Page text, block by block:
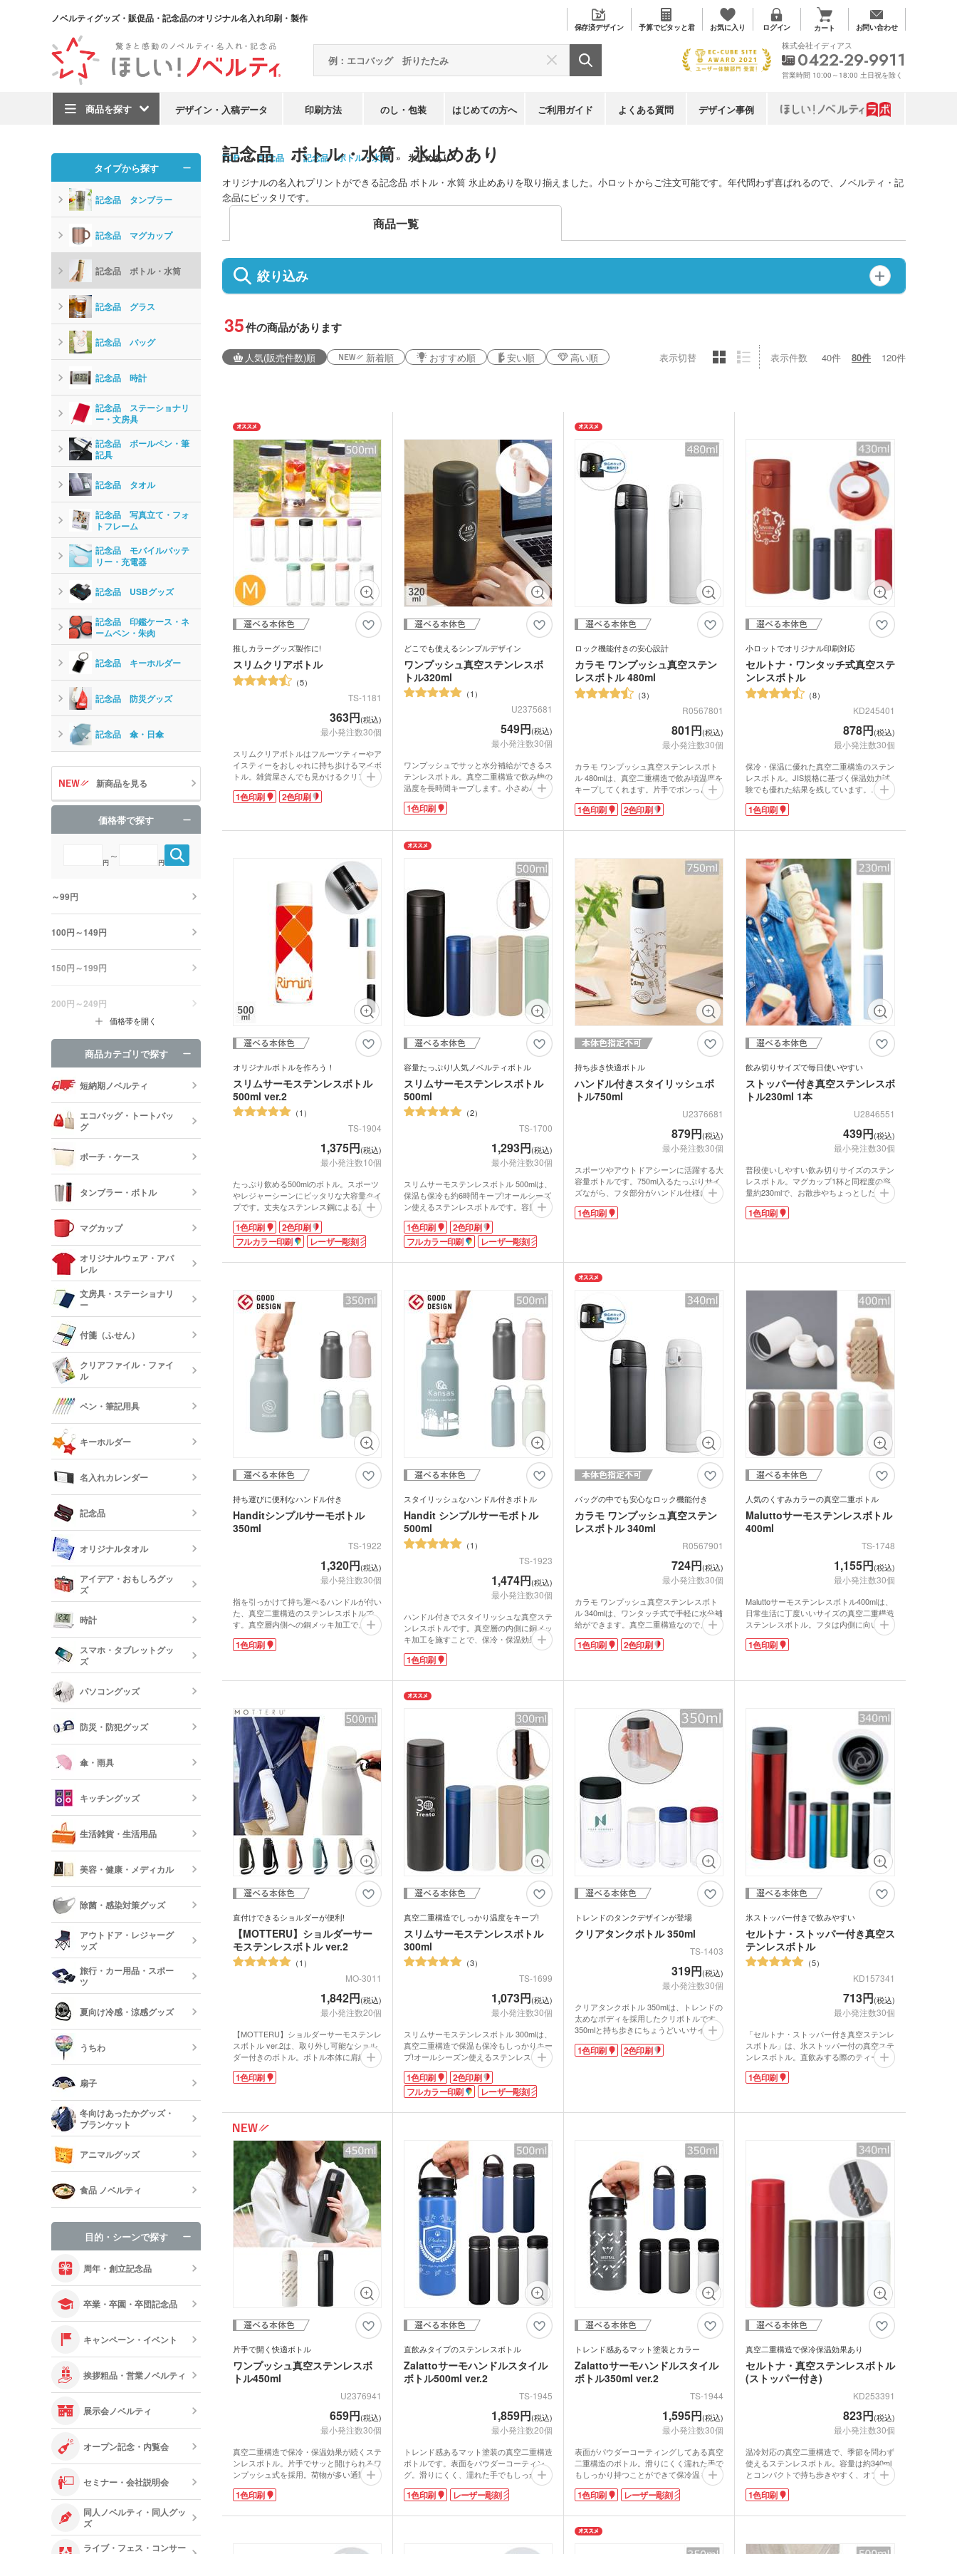
ノベルティグッズ・販促品・記念品のオリジナル名入れ印刷・製作
保存済デザイン 予算でピタッと君 お気に入り ログイン カート お問い合わせ
商品を探す デザイン・入稿データ 印刷方法 のし・包装 はじめての方へ ご利用ガイド よくある質問 デザイン事例
株式会社イディアス
0422-29-9911
営業時間 10:00～18:00 土日祝を除く
TOP 記念品 記念品 ボトル・水筒 氷止めあり
記念品 ボトル・水筒 氷止めあり
オリジナルの名入れプリントができる記念品 ボトル・水筒 氷止めありを取り揃えました。小ロットからご注文可能です。年代問わず喜ばれるので、ノベルティ・記
念品にピッタリです。
商品一覧
絞り込み
35件の商品があります
人気(販売件数)順 新着順 おすすめ順 安い順 高い順 表示切替 表示件数 40件 80件 120件
推しカラーグッズ製作に!
スリムクリアボトル
5
TS-1181
363円(税込)
最小発注数30個
スリムクリアボトルはフルーツティーやア
イスティーをおしゃれに持ち歩けるマイボ
トル。雑貨屋さんでも見かけるクリアボト
ルに、オリジナルのプリントができます。
容量は約500mlで、飲み物だけでなく布製
豊富なカラー展開で、「推しカラー」グッ
グッズ製作にはもちろん、飲食店や美容院
の周年記念品などにいかがでしょうか。
1色印刷 2色印刷
どこでも使えるシンプルデザイン
ワンプッシュ真空ステンレスボ
トル320ml
1
U2375681
549円(税込)
最小発注数30個
ワンプッシュでサッと水分補給ができるス
テンレスボトル。真空二重構造で飲み物の
温度を長時間キープします。小さめバッグ
にも入れやすいコンパクトな320mlサイ
ズ。プッシュボタンを上にスライドすれば
名入れ印刷の映えるシンプルデザイン。マ
ット塗装で使うシーンや世代を問わずお使
れた記念品制作にいかがでしょうか。
1色印刷
ロック機能付きの安心設計
カラモ ワンプッシュ真空ステン
レスボトル 480ml
3
R0567801
801円(税込)
最小発注数30個
カラモ ワンプッシュ真空ステンレスボト
ル 480mlは、真空二重構造で飲み頃温度を
キープしてくれます。片手でポンっと蓋を
開けられるワンタッチ式です。そのまま口
を付けて飲めるので、手軽に水分補給がで
誤って蓋が開くのを防ぐ安心設計。
しています。エコ需要が高まる今、長くお
使いいただけるノベルティはお客様にも喜
ばれますよ。1色か2色でロゴを名入れす
れば、販促効果も期待できます。
1色印刷 2色印刷
小ロットでオリジナル印刷対応
セルトナ・ワンタッチ式真空ステ
ンレスボトル
8
KD245401
878円(税込)
最小発注数30個
保冷・保温に優れた真空二重構造のステン
レスボトル。JIS規格に基づく保温効力試
験でも優れた結果を残しています。
印刷は30個から可能。1色印刷ができオリ
ジナルのボトルが制作できるので、サッカ
出の記念品に大人気の一押しボトルです。
たい飲み物を楽しめます。飲み口はワンタ
ッチで開く構造になっていて、簡単に飲む
ことが出来ます。フタにはロック機能付き
で、カバンの中で中身がこぼれる心配があ
りません。
1色印刷
オリジナルボトルを作ろう！
スリムサーモステンレスボトル
500ml ver.2
1
TS-1904
1,375円(税込)
最小発注数10個
たっぷり飲める500mlのボトル。スポーツ
やレジャーシーンにピッタリな大容量タイ
プです。丈夫なステンレス鋼による真空二
重構造が優れた保冷温効力を発揮します。
氷が飛び出ない氷ストッパー付きなので勢
いよくグイっと飲んでも大丈夫。樹脂素材
印刷は1色、2色、フルカラー、レーザー
えます。卒業記念品やスポーツ大会の景品
等におすすめです。
1色印刷
2色印刷
フルカラー印刷
レーザー彫刻
容量たっぷり!人気ノベルティボトル
スリムサーモステンレスボトル
500ml
2
TS-1700
1,293円(税込)
最小発注数30個
スリムサーモステンレスボトル 500mlは、
保温も保冷も約6時間キープ!オールシーズ
ン使えるステンレスボトルです。容量は大
満足の500ml。スポーツジムやレジャー、
たくさん飲みたい時の強い味方です。氷が
飛び出ない内蓋付き。蓋と内蓋と本体の3
に保てます。
リジナルデザインを印刷可能です。レーザ
ー彫刻もできるので、高級感を出したい記
念品ボトルにもおすすめ。アウトドアショ
ップの購入特典や各種大会の参加特典。学
校の卒業記念や企業の創立記念品として人
気の高いノベルティです。
1色印刷
2色印刷
フルカラー印刷
レーザー彫刻
持ち歩き快適ボトル
ハンドル付きスタイリッシュボ
トル750ml
U2376681
879円(税込)
最小発注数30個
スポーツやアウトドアシーンに活躍する大
容量ボトルです。750ml入るたっぷりサイ
ズながら、フタ部分がハンドル仕様になっ
ているため移動がスムーズ。真空二重構造
で保温・保冷効果が長く続きます。広口タ
シンプルなホワイトカラーはオリジナル印
刷が映え、記念品やキャンペーンノベルテ
ィにもおすすめです。
1色印刷
飲み切りサイズで毎日使いやすい
ストッパー付き真空ステンレスボ
トル230ml 1本
U2846551
439円(税込)
最小発注数30個
普段使いしやすい飲み切りサイズのステン
レスボトル。マグカップ1杯と同程度の容
量約230mlで、お散歩やちょっとしたお出
かけで持ち歩くのにぴったりです。真空二
重構造で飲み頃温度をキープ。氷止め付き
印刷できます。フタ天面にも印刷できるの
ンの周年記念品などにいかがでしょうか。
1色印刷
持ち運びに便利なハンドル付き
Handitシンプルサーモボトル
350ml
TS-1922
1,320円(税込)
最小発注数30個
指を引っかけて持ち運べるハンドルが付い
た、真空二重構造のステンレスボトルで
す。真空層内側への銅メッキ加工で、保
冷・保温効果がさらにアップ！容量は
350mlで仕事中や勉強中のおともにぴった
るのでお手入れもらくちん。
印刷するだけで、おしゃれなオリジナルグ
ッズが作成できます。企業の周年記念品や
ショップの購入特典などにおすすめです。
1色印刷
スタイリッシュなハンドル付きボトル
Handit シンプルサーモボトル
500ml
1
TS-1923
1,474円(税込)
最小発注数30個
ハンドル付きでスタイリッシュな真空ステ
ンレスボトルです。真空層の内側に銅メッ
キ加工を施すことで、保冷・保温効果が向
上しています。室内でも外出時でも使いや
すい容量500mlです。パッキンと氷止めが
日々の生活になじみやすいマットな質感が
おしゃれです。
か、広範囲の回転シルク印刷に対応してい
ます。ステンレスボトルは幅広い層に喜ば
れる実用性の高いノベルティです。企業の
周年記念品やショップの購入特典などにい
かがでしょうか。
1色印刷
バッグの中でも安心なロック機能付き
カラモ ワンプッシュ真空ステン
レスボトル 340ml
R0567901
724円(税込)
最小発注数30個
カラモ ワンプッシュ真空ステンレスボト
ル 340mlは、ワンタッチ式で手軽に水分補
給ができます。真空二重構造なので、飲み
頃温度をキープ。ロック機能付きで、誤っ
て蓋が開くのを防いでくれます。
SUS304を使用。長くお使いいただける品
刷か2色印刷でロゴの名入れもできます。
周年記念や開店記念のノベルティにいかが
でしょうか。
1色印刷 2色印刷
人気のくすみカラーの真空二重ボトル
Maluttoサーモステンレスボトル
400ml
TS-1748
1,155円(税込)
最小発注数30個
Maluttoサーモステンレスボトル400mlは、
日常生活に丁度いいサイズの真空二重構造
ステンレスボトル。フタは内側に向いテー
パーがかかっているので、握りやすく開閉
しやすいグリップ感です。パーツがフタ・
可愛いだけでなく、機能面もバッチリで
の限定マイボトルやコンサートツアーグッ
ズとしていかがですか?人気のくすみカラ
ーに他とは一味違った形のボトルは、オリ
ジナル感たっぷりのノベルティが作れま
1色印刷
直付けできるショルダーが便利!
【MOTTERU】ショルダーサー
モステンレスボトル ver.2
1
MO-3011
1,842円(税込)
最小発注数20個
【MOTTERU】ショルダーサーモステンレ
スボトル ver.2は、取り外し可能なショル
ダー付きのボトル。ボトル本体に肩紐を取
り付けて、スマートに肩掛けにチェンジ!
ケースやホルダーが必要なく、カバンの中
くフィットします。真空二重構造で、保冷
温機能付き。容量は学校やお出かけにも丁
話題のくすみカラーを含む落ち着いた色味
の全6色展開。ショルダーは長さ調節可能
で、家族で共用できます。ぐるっと大きく
印刷をすれば、デザイン性の高いアイテム
を作成できますよ。ファミリー向けのイベ
ントノベルティや、卒業・卒団記念品にピ
ッタリです。
1色印刷
真空二重構造でしっかり温度をキープ!
スリムサーモステンレスボトル
300ml
3
TS-1699
1,073円(税込)
最小発注数30個
スリムサーモステンレスボトル 300mlは、
真空二重構造で保温も保冷もしっかりキー
プ!オールシーズン使えるステンレスボト
ルです。バッグに入れて携帯しやすいスリ
ムボディ。通勤、通学に便利です。氷が飛
び出ない内蓋付き。蓋と内蓋と本体の3パ
保てます。
リジナルデザインを印刷可能です。レーザ
ー彫刻もできるので、オリジナルボトルの
記念品も作れます。周年記念や創立記念
品、開店祝いやイベントグッズなど幅広い
ニーズに応えます。もらって嬉しいボトル
は人気のノベルティです。
1色印刷
2色印刷
フルカラー印刷
レーザー彫刻
トレンドのタンクデザインが登場
クリアタンクボトル 350ml
TS-1403
319円(税込)
最小発注数30個
クリアタンクボトル 350mlは、トレンドの
太めなボディを採用したクリボトルです。
350mlと持ち歩きにちょうどいいサイズ
で、長いものが入らないバッグに入れるの
にぴったり。氷止めの内蓋付きなので、果
1色印刷 2色印刷
氷ストッパー付きで飲みやすい
セルトナ・ストッパー付き真空ス
テンレスボトル
5
KD157341
713円(税込)
最小発注数30個
「セルトナ・ストッパー付き真空ステンレ
スボトル」は、氷ストッパー付の真空ステ
ンレスボトル。直飲みする際のティーバッ
グや氷が飛び出すのを防ぐデザインだか
ら、飲みやすい!
ん、通勤・通学や外出にも活躍すること間
箱入りです。お名入れしてノベルティなど
販促品として人気があります。
1色印刷
片手で開く快適ボトル
ワンプッシュ真空ステンレスボ
トル450ml
U2376941
659円(税込)
最小発注数30個
真空二重構造で保冷・保温効果が続くステ
ンレスボトル。片手でサッと開けられるワ
ンプッシュ式を採用。荷物が多い通勤時や
移動中でも、スムーズに水分補給ができま
す。容量は使いやすい450ml。車のドリン
す。季節を問わず使えるシンプルなデザイ
1色印刷
直飲みタイプのステンレスボトル
Zalattoサーモハンドルスタイル
ボトル500ml ver.2
TS-1945
1,859円(税込)
最小発注数20個
トレンド感あるマット塗装の真空二重構造
ボトルです。表面をパウダーコーティン
グ。滑りにくく、濡れた手でもしっかり持
つことができます。折りたためるハンドル
付きなので、携帯にも便利。たっぷり飲め
ザイン性と機能性を併せ持つ人気商品で
1色印刷 レーザー彫刻
トレンド感あるマット塗装とカラー
Zalattoサーモハンドルスタイル
ボトル350ml ver.2
TS-1944
1,595円(税込)
最小発注数30個
表面がパウダーコーティングしてある真空
二重構造のボトル。滑りにくく濡れた手で
もしっかり持つことができて保冷温もバッ
チリです。持ち歩きにもちょうどいい容量
約350mlです。氷止め兼パッキンは簡単に
折りたためて、携帯にも便利。デザイン性
と機能性を併せ持つ人気商品です。
1色印刷 レーザー彫刻
真空二重構造で保冷保温効果あり
セルトナ・真空ステンレスボトル
(ストッパー付き)
KD253391
823円(税込)
最小発注数30個
温冷対応の真空二重構造で、季節を問わず
使えるステンレスボトル。容量は約340ml
とコンパクトで持ち歩きやすく、オフィス
やお出かけ先でも活躍します。氷の飛び出
しを防ぐストッパー付きで、飲みやすさと
しゃれなクラフト素材の化粧箱入りなの
たりです。
1色印刷
タイプから探す
記念品 タンブラー
記念品 マグカップ
記念品 ボトル・水筒
記念品 グラス
記念品 バッグ
記念品 時計
記念品 ステーショナリ
ー・文房具
記念品 ボールペン・筆
記具
記念品 タオル
記念品 写真立て・フォ
トフレーム
記念品 モバイルバッテ
リー・充電器
記念品 USBグッズ
記念品 印鑑ケース・ネ
ームペン・朱肉
記念品 キーホルダー
記念品 防災グッズ
記念品 傘・日傘
新商品を見る
価格帯で探す
円
～
円
～99円
100円～149円
150円～199円
200円～249円
価格帯を開く
商品カテゴリで探す
短納期ノベルティ
エコバッグ・トートバッ
グ
エコバッグ・折りたたみバ
ッグ
コットントートバッグ(～
7oz)
キャンバストートバッグ
(8oz～)
巾着・リュック・ナップサ
ック
不織布トートバッグ
保冷バッグ・レジかごバッ
ランチトートバッグ サコッシュ マルシェバッグ
ジュートバッグ・コットン
リネンバッグ
デニムバッグ おしゃれトートバッグ
スクエアトート
オーガニックコットンバッ
ポリエステルトートバッグ
ロープハンドルバッグ
短納期エコバッグ・トート
バッグ・巾着
ポーチ・ケース
キャンバスポーチ ポリエステルポーチ クリア・ビニールポーチ
コスメポーチ
スマホショルダー・スマホ
ポーチ
タンブラー・ボトル
ステンレスタンブラー・ア
台紙タンブラー（カスタム
保冷・保温タンブラー
トル
ボトル（カラビナ付）
クリアボトル・プラスチッ
クボトル
スープジャー・フードポッ
ト
ミニボトル・ポケットボト
ル
水筒・魔法瓶
オリジナルグラス・ビアグ
ラス
ボトルホルダー・ペットボ
短納期タンブラー・ボトル
マグカップ
カップ
バンブーマグカップ
ステンレスマグカップ 湯のみ
オリジナルウェア・アパ
レル
オリジナルTシャツ(半袖・
長袖)
オリジナルポロシャツ(半
袖・長袖)
オリジナルドライTシャツ・
ドライウェア(半袖・長袖)
オリジナルロンT・長袖Tシ
ャツ
オリジナルキッズウェア オリジナルユニフォーム
文房具・ステーショナリ
ー
メモ帳 ノート・手帳 マグネット
クリップ
バインダー・クリップボー
ペンケース・筆箱 ペン立て・トレイ
カードケース・カードホル
ダー・名刺入れ
ブックカバー・ルーペ・し
おり
定規・メジャー
プ
電卓・レターカッター・ホ
短納期文房具・ステーショナ
付箋（ふせん）
ノベルティ付箋
クリアファイル・ファイ
ル
オリジナルクリアファイル
名入れクリアファイル（箔
押し・シルク）
短納期クリアファイル
ペン・筆記用具
多機能ペン(タッチ・シャー
プペン付など)
多色ペン シャープペン
サインペン・筆ペン マーカー・蛍光ペン
ペンセット・文具セット 消しゴム・修正テープ
短納期ボールペン
キーホルダー
レザーキーホルダー・革製
キーホルダー
メタルキーホルダー・金属
製キーホルダー
木製キーホルダー・ウッド
キーホルダー
反射板キーホルダー・リフ
レクターキーホルダー
名入れカレンダー
卓上カレンダー 万年カレンダー
記念品
記念品 タンブラー 記念品 ボトル・水筒
記念品 グラス 記念品 バッグ 記念品 時計
記念品 ステーショナリ
記念品 ボールペン・筆記
具
フレーム
記念品 印鑑ケース・ネー
ムペン・朱肉
記念品 キーホルダー 記念品 防災グッズ
記念品 傘・日傘
オリジナルタオル
オリジナルフェイスタオル
オリジナルミニハンカチタ
オル
オリジナルハンドタオル オリジナルマフラータオル オリジナルスポーツタオル
短納期オリジナルタオル
アイデア・おもしろグッ
ズ
時計
スマホ・タブレットグッ
ズ
器
タブレットケース
スマホモバイルスタンド イヤホン・スピーカー
スマホクリーナー・マイク
ロファイバークロス
モバイル スマホケース スマホリング スマホ関連アクセサリー
短納期スマホ・タブレット
グッズ
パソコングッズ
USBグッズ マウスパッド PCクリーナー
防災・防犯グッズ
防災セット・非常持出袋
ライト・LEDライト・懐中
電灯
ラジオ
反射板・リフレクター 防犯ブザー・ホイッスル アルミブランケット他
傘・雨具
傘 傘カバー・雨具
キッチングッズ
箸・カトラリー・スプーン オリジナル コースター
ランチボックス・お弁当
箱・フードポット
食器 キッチン 消耗品 キッチン雑貨
短納期キッチングッズ
生活雑貨・生活用品
フォトフレーム・ピクチャ
ーボード
ライト・ランタン ウェットティッシュ
ティッシュ・ボックスティ
ッシュ
掃除・洗濯グッズ バスグッズ
消臭・芳香剤・アロマ
美容・健康・メディカル
美容・コスメ 健康グッズ ミラー
コスメポーチ マスクケース
名入れマスク(オリジナル印
メディカル・エチケットグ
日傘(UV対策)
除菌・感染対策グッズ
名入れマスク(オリジナル印
刷)
マスク(既製品)
ハンド・除菌関連グッズ
アウトドア・レジャーグ
ッズ
アウトドア 食器・調理器具
レジャーシート・折りたた
レジャーバッグ マルチツール・双眼鏡他
旅行・カー用品・スポー
ツ
トラベルグッズ カー用品 スポーツ
夏向け冷感・涼感グッズ
保冷剤・冷却パック・氷の
う
ハンディファン・ハンディ
扇風機
うちわ
扇子
既製品扇子（名入れ扇子）
冬向けあったかグッズ・
ブランケット
オリジナルブランケット ノベルティブランケット カイロ・湯たんぽ
手袋・ネックウォーマー他
アニマルグッズ
食品 ノベルティ
オリジナルお菓子
食料品・調味料（グルメギ
フト・既製品）
目的・シーンで探す
周年・創立記念品
卒業・卒園・卒団記念品
キャンペーン・イベント
挨拶粗品・営業ノベルティ
展示会ノベルティ
オープン記念・内覧会
セミナー・会社説明会
同人ノベルティ・同人グッ
ズ
ライブ・フェス・コンサー